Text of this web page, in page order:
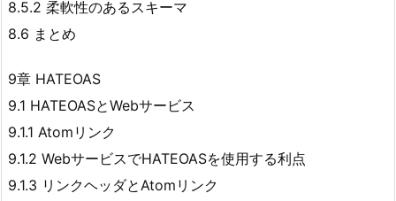
8.5.2 柔軟性のあるスキーマ
8.6 まとめ
9章 HATEOAS
9.1 HATEOASとWebサービス
9.1.1 Atomリンク
9.1.2 WebサービスでHATEOASを使用する利点
9.1.3 リンクヘッダとAtomリンク